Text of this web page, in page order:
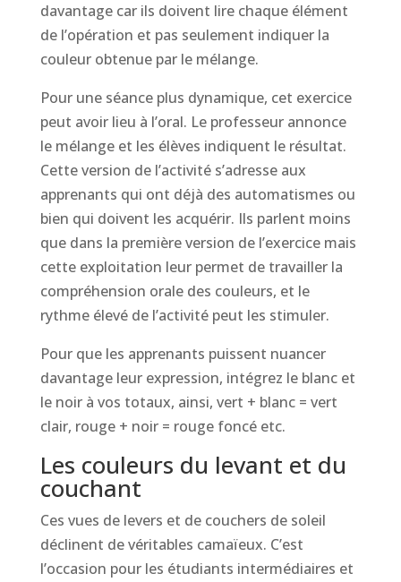
davantage car ils doivent lire chaque élément
de l’opération et pas seulement indiquer la
couleur obtenue par le mélange.
Pour une séance plus dynamique, cet exercice
peut avoir lieu à l’oral. Le professeur annonce
le mélange et les élèves indiquent le résultat.
Cette version de l’activité s’adresse aux
apprenants qui ont déjà des automatismes ou
bien qui doivent les acquérir. Ils parlent moins
que dans la première version de l’exercice mais
cette exploitation leur permet de travailler la
compréhension orale des couleurs, et le
rythme élevé de l’activité peut les stimuler.
Pour que les apprenants puissent nuancer
davantage leur expression, intégrez le blanc et
le noir à vos totaux, ainsi, vert + blanc = vert
clair, rouge + noir = rouge foncé etc.
Les couleurs du levant et du
couchant
Ces vues de levers et de couchers de soleil
déclinent de véritables camaïeux. C’est
l’occasion pour les étudiants intermédiaires et